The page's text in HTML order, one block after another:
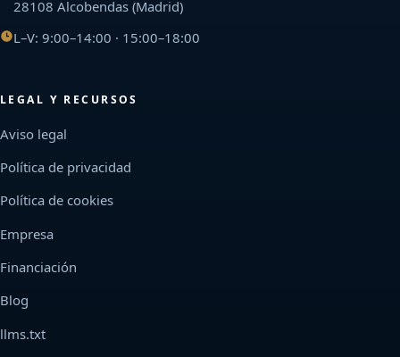
28108 Alcobendas (Madrid)
L–V: 9:00–14:00 · 15:00–18:00
LEGAL Y RECURSOS
Aviso legal
Política de privacidad
Política de cookies
Empresa
Financiación
Blog
llms.txt